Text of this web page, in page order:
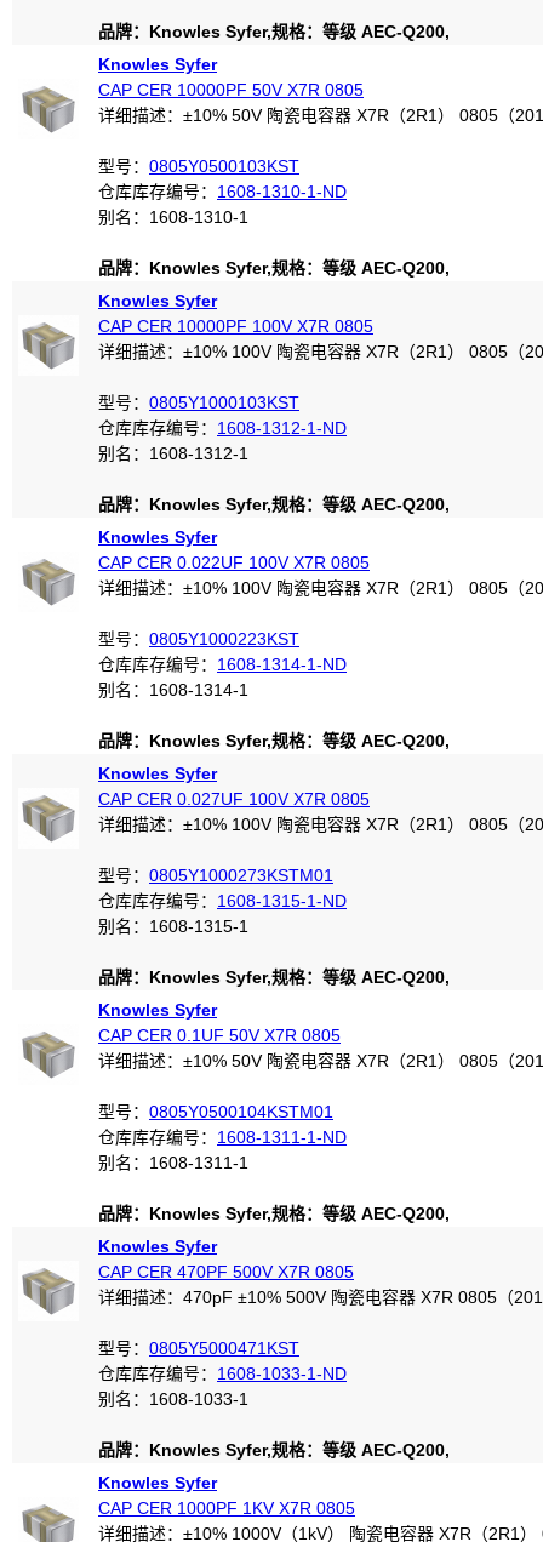
品牌：Knowles Syfer,规格：等级 AEC-Q200,
Knowles Syfer
CAP CER 10000PF 50V X7R 0805
详细描述：±10% 50V 陶瓷电容器 X7R（2R1） 0805（
型号： 0805Y0500103KST
仓库库存编号： 1608-1310-1-ND
别名：1608-1310-1
品牌：Knowles Syfer,规格：等级 AEC-Q200,
Knowles Syfer
CAP CER 10000PF 100V X7R 0805
详细描述：±10% 100V 陶瓷电容器 X7R（2R1） 0805（
型号： 0805Y1000103KST
仓库库存编号： 1608-1312-1-ND
别名：1608-1312-1
品牌：Knowles Syfer,规格：等级 AEC-Q200,
Knowles Syfer
CAP CER 0.022UF 100V X7R 0805
详细描述：±10% 100V 陶瓷电容器 X7R（2R1） 0805（
型号： 0805Y1000223KST
仓库库存编号： 1608-1314-1-ND
别名：1608-1314-1
品牌：Knowles Syfer,规格：等级 AEC-Q200,
Knowles Syfer
CAP CER 0.027UF 100V X7R 0805
详细描述：±10% 100V 陶瓷电容器 X7R（2R1） 0805（
型号： 0805Y1000273KSTM01
仓库库存编号： 1608-1315-1-ND
别名：1608-1315-1
品牌：Knowles Syfer,规格：等级 AEC-Q200,
Knowles Syfer
CAP CER 0.1UF 50V X7R 0805
详细描述：±10% 50V 陶瓷电容器 X7R（2R1） 0805（
型号： 0805Y0500104KSTM01
仓库库存编号： 1608-1311-1-ND
别名：1608-1311-1
品牌：Knowles Syfer,规格：等级 AEC-Q200,
Knowles Syfer
CAP CER 470PF 500V X7R 0805
详细描述：470pF ±10% 500V 陶瓷电容器 X7R 0805（
型号： 0805Y5000471KST
仓库库存编号： 1608-1033-1-ND
别名：1608-1033-1
品牌：Knowles Syfer,规格：等级 AEC-Q200,
Knowles Syfer
CAP CER 1000PF 1KV X7R 0805
详细描述：±10% 1000V（1kV） 陶瓷电容器 X7R（2R1